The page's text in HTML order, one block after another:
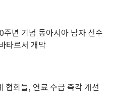
주년 기념 동아시아 남자 선수
타르서 개막
협회들, 연료 수급 즉각 개선